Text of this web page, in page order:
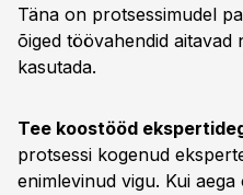
Täna on protsessimudel
õiged töövahendid aitavad
kasutada.
Tee koostööd
protsessi kogenud
enimlevinud vigu. Kui